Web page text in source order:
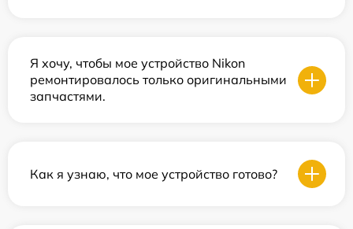
Я хочу, чтобы мое устройство Nikon
ремонтировалось только оригинальными
запчастями.
Как я узнаю, что мое устройство готово?